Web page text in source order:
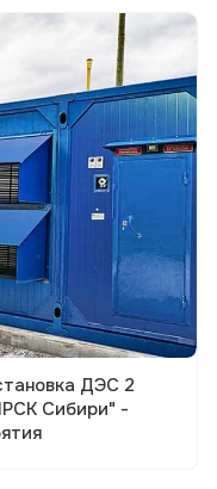
ДЭС 2
Сибири" -